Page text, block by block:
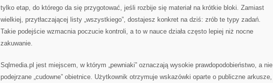
tylko etap, do którego da się przygotować, jeśli rozbije się materiał na krótkie bloki. Zamiast
wielkiej, przytłaczającej listy „wszystkiego”, dostajesz konkret na dziś: zrób te typy zadań.
Takie podejście wzmacnia poczucie kontroli, a to w nauce działa często lepiej niż nocne
zakuwanie.
Sqlmedia.pl jest miejscem, w którym „pewniaki” oznaczają wysokie prawdopodobieństwo, a nie
podejrzane „cudowne” obietnice. Użytkownik otrzymuje wskazówki oparte o publiczne arkusze,